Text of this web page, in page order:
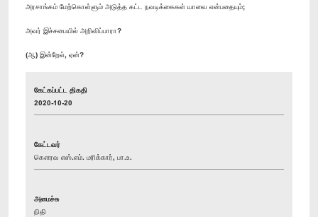
அரசாங்கம் மேற்கொள்ளும் அடுத்த கட்ட நவடிக்கைகள் யாவை என்பதையும்;
அவர் இச்சபையில் அறிவிப்பாரா?
(ஆ) இன்றேல், ஏன்?
கேட்கப்பட்ட திகதி
2020-10-20
கேட்டவர்
கௌரவ எஸ்.எம். மரிக்கார், பா.உ.
அமைச்சு
நிதி